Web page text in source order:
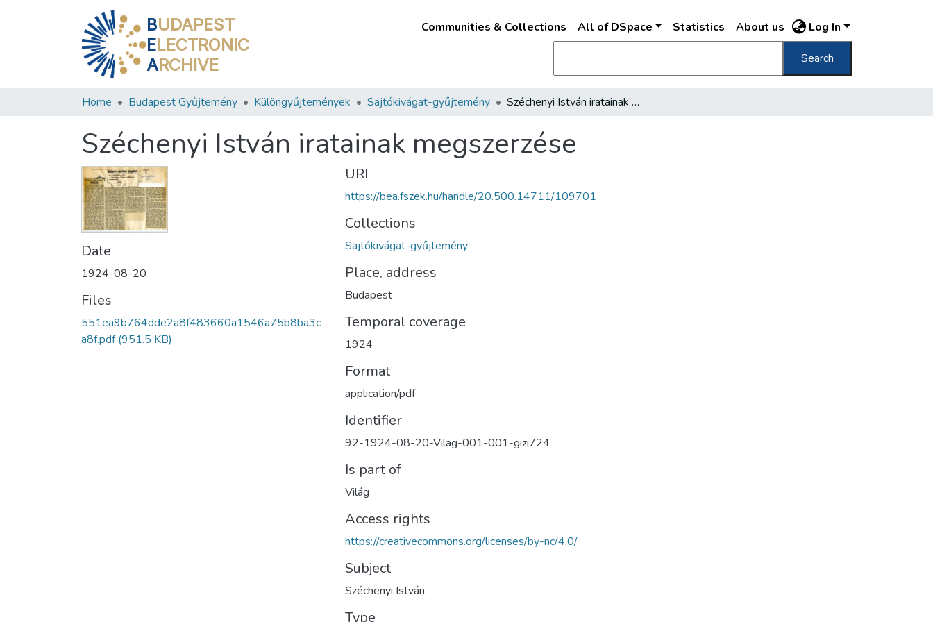
BUDAPEST
ELECTRONIC
ARCHIVE
Communities & Collections All of DSpace Statistics About us Log In
Search
Home Budapest Gyűjtemény Különgyűjtemények Sajtókivágat-gyűjtemény Széchenyi István iratainak megszerzése
Széchenyi István iratainak megszerzése
Date
1924-08-20
Files
551ea9b764dde2a8f483660a1546a75b8ba3c
a8f.pdf(951.5 KB)
URI
https://bea.fszek.hu/handle/20.500.14711/109701
Collections
Sajtókivágat-gyűjtemény
Place, address
Budapest
Temporal coverage
1924
Format
application/pdf
Identifier
92-1924-08-20-Vilag-001-001-gizi724
Is part of
Világ
Access rights
https://creativecommons.org/licenses/by-nc/4.0/
Subject
Széchenyi István
Type